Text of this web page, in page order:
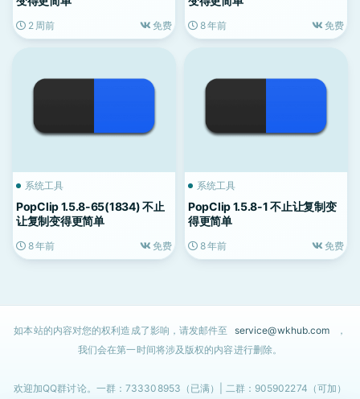
2 周前 免费 8 年前 免费
系统工具
PopClip 1.5.8-65(1834) 不止
让复制变得更简单
8 年前 免费
系统工具
PopClip 1.5.8-1 不止让复制变
得更简单
8 年前 免费
如本站的内容对您的权利造成了影响，请发邮件至 service@wkhub.com
，
我们会在第一时间将涉及版权的内容进行删除。
欢迎加QQ群讨论。一群：733308953（已满）| 二群：905902274（可加）